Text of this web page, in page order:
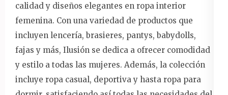
calidad y diseños elegantes en ropa interior
femenina. Con una variedad de productos que
incluyen lencería, brasieres, pantys, babydolls,
fajas y más, Ilusión se dedica a ofrecer comodidad
y estilo a todas las mujeres. Además, la colección
incluye ropa casual, deportiva y hasta ropa para